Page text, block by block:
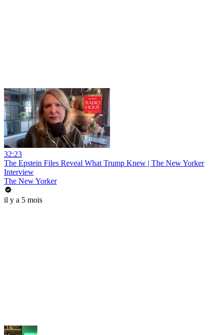
32:23
The Epstein Files Reveal What Trump Knew | The New Yorker
Interview
The New Yorker
il y a 5 mois